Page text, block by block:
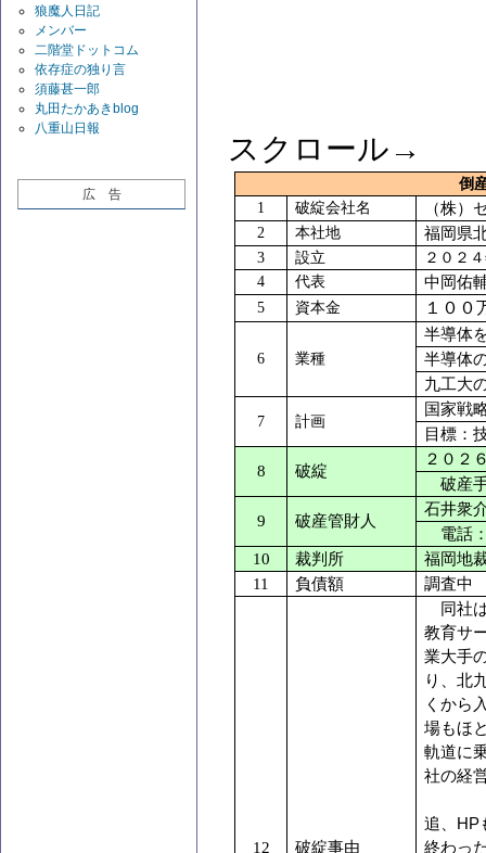
狼魔人日記
メンバー
二階堂ドットコム
依存症の独り言
須藤甚一郎
丸田たかあきblog
八重山日報
広 告
スクロール→
倒
1
破綻会社名 （株）
2 本社地 福岡県
3 設立
２０２
4
代表 中岡佑
5 資本金 １００
6 業種
半導体
半導体
九工大
7 計画
国家戦
目標：
8 破綻
２０２
破産
9 破産管財人
石井衆
電話
10
裁判所
福岡地
11
負債額 調査中
12 破綻事由
同社
教育サ
業大手
り、北
くから
場もほ
軌道に
社の経
追、 HP
終わっ